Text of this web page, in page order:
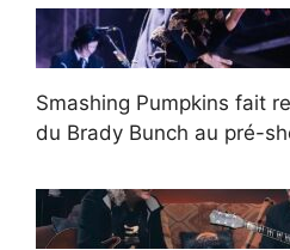
Smashing Pumpkins fait
du Brady Bunch au pré-